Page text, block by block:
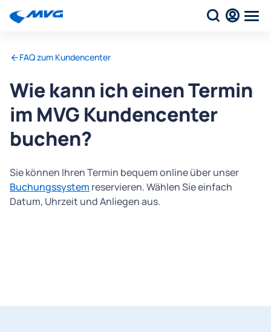
FAQ zum Kundencenter
Wie kann ich einen Termin
im MVG Kundencenter
buchen?
Sie können Ihren Termin bequem online über unser
Buchungssystem reservieren. Wählen Sie einfach
Datum, Uhrzeit und Anliegen aus.